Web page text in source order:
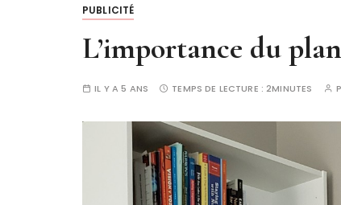
PUBLICITÉ
L’importance du
IL Y A 5 ANS TEMPS DE LECTURE :2MINUTES